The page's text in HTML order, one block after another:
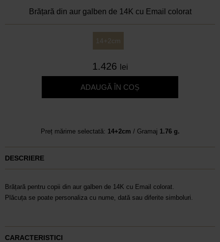
Brățară din aur galben de 14K cu Email colorat
14+2cm
1.426 lei
ADAUGĂ ÎN COȘ
Preț mărime selectată: 14+2cm / Gramaj 1.76 g.
DESCRIERE
Brățară pentru copii din aur galben de 14K cu Email colorat.
Plăcuța se poate personaliza cu nume, dată sau diferite simboluri.
CARACTERISTICI